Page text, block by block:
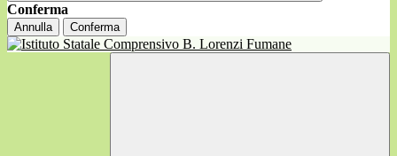
Conferma
Annulla Conferma